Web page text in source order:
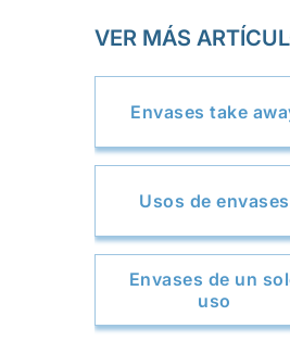
VER MÁS
Envases take
Usos de envases
Envases de un
uso